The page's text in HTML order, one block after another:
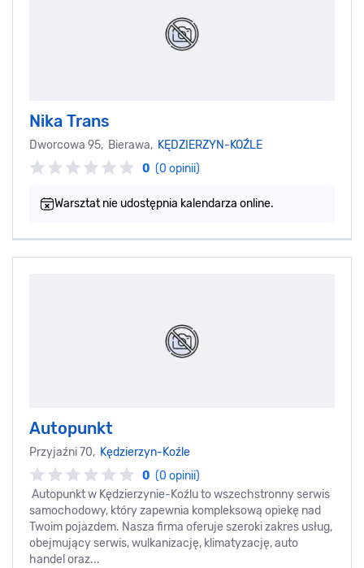
Nika Trans
Dworcowa 95, Bierawa, KĘDZIERZYN-KOŹLE
0 (0 opinii)
Warsztat nie udostępnia kalendarza online.
Autopunkt
Przyjaźni 70, Kędzierzyn-Koźle
0 (0 opinii)
Autopunkt w Kędzierzynie-Koźlu to wszechstronny serwis
samochodowy, który zapewnia kompleksową opiekę nad
Twoim pojazdem. Nasza firma oferuje szeroki zakres usług,
obejmujący serwis, wulkanizację, klimatyzację, auto
handel oraz...